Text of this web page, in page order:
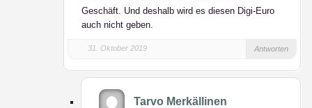
Geschäft. Und deshalb wird es diesen Digi-Euro
auch nicht geben.
31. Oktober 2019 Antworten
Tarvo Merkällinen